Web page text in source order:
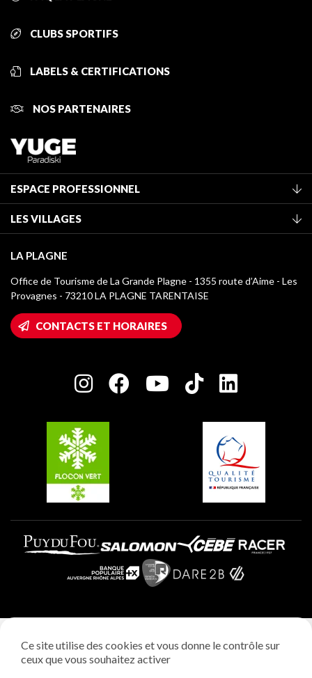
CLUBS SPORTIFS
LABELS & CERTIFICATIONS
NOS PARTENAIRES
ESPACE PROFESSIONNEL
Classement des meublés
Taxe de séjour
Médiathèque
Logos La Plagne
Accès Wifi
Maison des Propriétaires
Charte des Acteurs Engagés
LES VILLAGES
Montchavin - Les Coches
Champagny-en-Vanoise
Plagne 1800
Plagne Villages
Plagne Aime 2000
LA PLAGNE
Office de Tourisme de La Grande Plagne - 1355 route d’Aime - Les
Provagnes - 73210 LA PLAGNE TARENTAISE
CONTACTS ET HORAIRES
Ce site utilise des cookies et vous donne le contrôle sur
ceux que vous souhaitez activer